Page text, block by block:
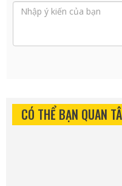
CÓ THỂ BẠN QUAN